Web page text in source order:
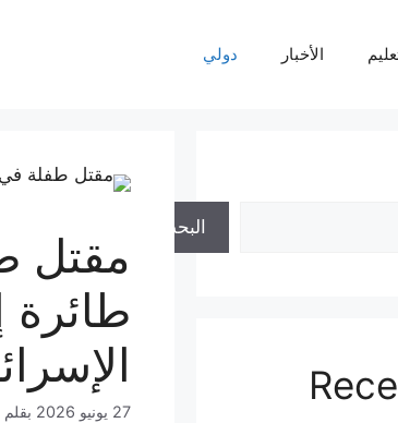
الأخبار دولي
مقتل
طائرة
27 يونيو 2026 بقلم
البحث